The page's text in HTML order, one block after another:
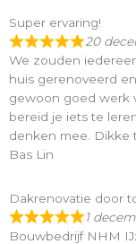
Super ervaring!
20
We zouden
huis gerenoveerd
gewoon goed werk
bereid je iets te
denken mee. Dikke
Bas Lin
Dakrenovatie door
1
Bouwbedrijf NHM